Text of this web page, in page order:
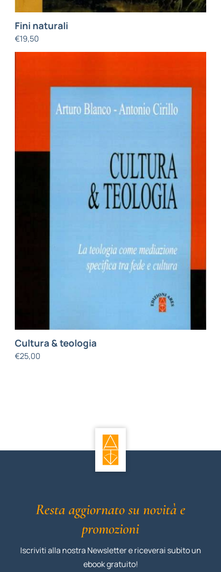
Fini naturali
€19,50
Cultura & teologia
€25,00
Resta aggiornato su novità e
promozioni
Iscriviti alla nostra Newsletter e riceverai subito un
ebook gratuito!